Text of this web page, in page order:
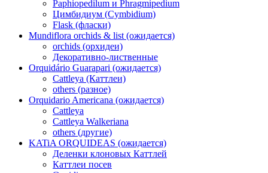
Paphiopedilum и Phragmipedium
Цимбидиум (Cymbidium)
Flask (фласки)
Mundiflora orchids & list (ожидается)
orchids (орхидеи)
Декоративно-лиственные
Orquidário Guarapari (ожидается)
Cattleya (Каттлеи)
others (разное)
Orquidario Americana (ожидается)
Cattleya
Cattleya Walkeriana
others (другие)
KATiA ORQUIDEAS (ожидается)
Деленки клоновых Каттлей
Каттлеи посев